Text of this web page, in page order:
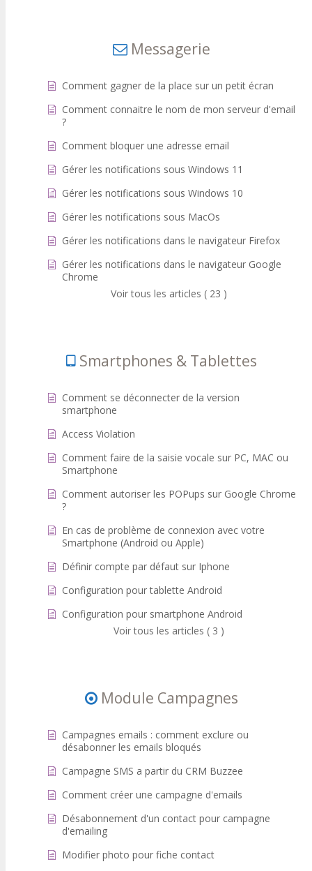
Messagerie
Comment gagner de la place sur un petit écran
Comment connaitre le nom de mon serveur d'email
?
Comment bloquer une adresse email
Gérer les notifications sous Windows 11
Gérer les notifications sous Windows 10
Gérer les notifications sous MacOs
Gérer les notifications dans le navigateur Firefox
Gérer les notifications dans le navigateur Google
Chrome
Voir tous les articles ( 23 )
Smartphones & Tablettes
Comment se déconnecter de la version
smartphone
Access Violation
Comment faire de la saisie vocale sur PC, MAC ou
Smartphone
Comment autoriser les POPups sur Google Chrome
?
En cas de problème de connexion avec votre
Smartphone (Android ou Apple)
Définir compte par défaut sur Iphone
Configuration pour tablette Android
Configuration pour smartphone Android
Voir tous les articles ( 3 )
Module Campagnes
Campagnes emails : comment exclure ou
désabonner les emails bloqués
Campagne SMS a partir du CRM Buzzee
Comment créer une campagne d'emails
Désabonnement d'un contact pour campagne
d'emailing
Modifier photo pour fiche contact